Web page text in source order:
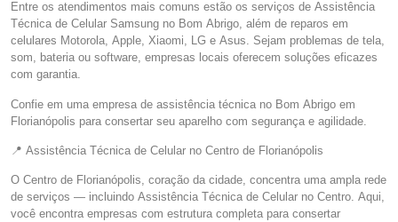
Entre os atendimentos mais comuns estão os serviços de Assistência
Técnica de Celular Samsung no Bom Abrigo, além de reparos em
celulares Motorola, Apple, Xiaomi, LG e Asus. Sejam problemas de tela,
som, bateria ou software, empresas locais oferecem soluções eficazes
com garantia.
Confie em uma empresa de assistência técnica no Bom Abrigo em
Florianópolis para consertar seu aparelho com segurança e agilidade.
📍 Assistência Técnica de Celular no Centro de Florianópolis
O Centro de Florianópolis, coração da cidade, concentra uma ampla rede
de serviços — incluindo Assistência Técnica de Celular no Centro. Aqui,
você encontra empresas com estrutura completa para consertar